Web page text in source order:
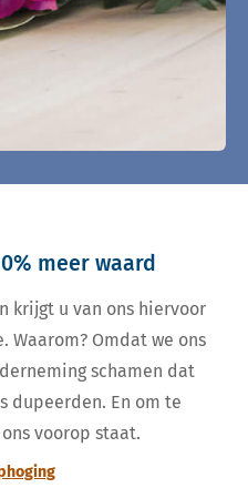
meer waard
krijgt u van ons hiervoor
Waarom? Omdat we ons
schamen dat
dupeerden. En om te
voorop staat.